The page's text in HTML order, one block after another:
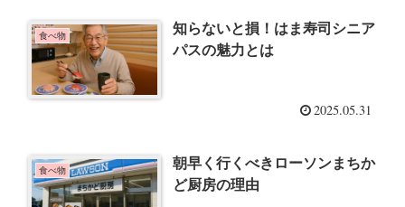
食べ物
知らないと損！はま寿司シニア
パスの魅力とは
2025.05.31
食べ物
朝早く行くべきローソンまちか
ど厨房の理由